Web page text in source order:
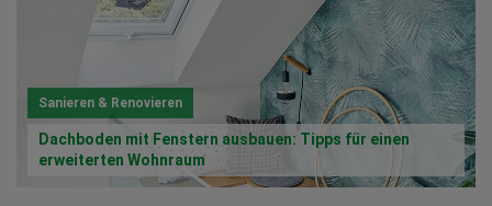
Sanieren & Renovieren
Dachboden mit Fenstern ausbauen: Tipps für einen
erweiterten Wohnraum